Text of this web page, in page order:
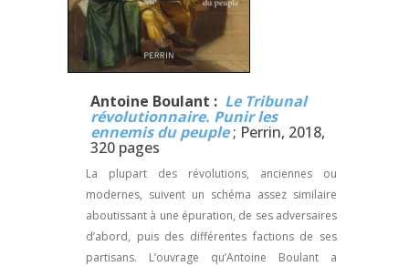
Antoine Boulant : Le Tribunal
révolutionnaire. Punir les
ennemis du peuple ; Perrin, 2018,
320 pages
La plupart des révolutions, anciennes ou
modernes, suivent un schéma assez similaire
aboutissant à une épuration, de ses adversaires
d’abord, puis des différentes factions de ses
partisans. L’ouvrage qu’Antoine Boulant a